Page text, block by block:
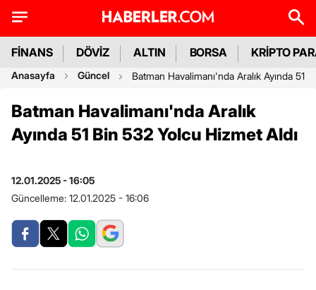
FİNANS DÖVİZ ALTIN BORSA KRİPTO
Anasayfa Güncel Batman Havalimanı'nda Aralık Ayında 51
Batman Havalimanı'nda Aralık
Ayında 51 Bin 532 Yolcu Hizmet Aldı
12.01.2025 - 16:05
Güncelleme: 12.01.2025 - 16:06